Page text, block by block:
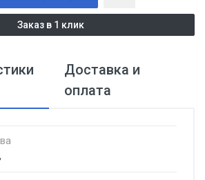
Заказ в 1 клик
Доставка и
оплата